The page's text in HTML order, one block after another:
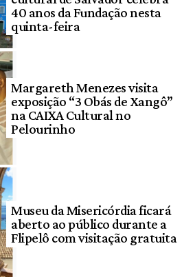
40 anos da Fundação nesta
quinta-feira
Margareth Menezes visita
exposição “3 Obás de Xangô”
na CAIXA Cultural no
Pelourinho
Museu da Misericórdia ficará
aberto ao público durante a
Flipelô com visitação gratuita